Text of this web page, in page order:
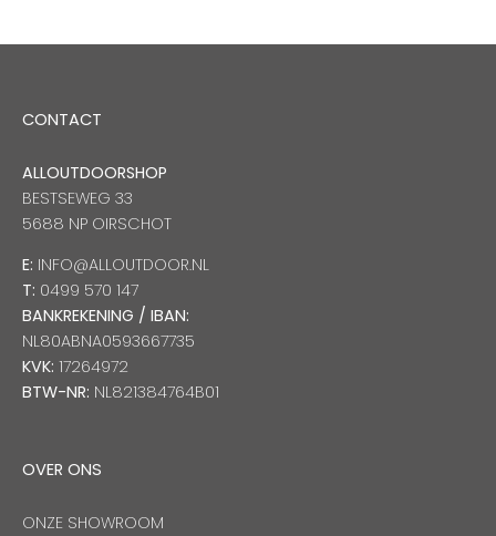
CONTACT
ALLOUTDOORSHOP
BESTSEWEG 33
5688 NP OIRSCHOT
E: INFO@ALLOUTDOOR.NL
T: 0499 570 147
BANKREKENING / IBAN:
NL80ABNA0593667735
KVK: 17264972
BTW-NR: NL821384764B01
OVER ONS
ONZE SHOWROOM